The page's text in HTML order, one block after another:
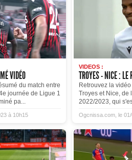
VIDÉO
du match entre
journée de Ligue 1
pa...
à 10h15
VIDEOS :
TROYES - NICE : LE
Retrouvez la
Troyes et Nice, de
2022/2023, qui
Ogcnissa.com, le